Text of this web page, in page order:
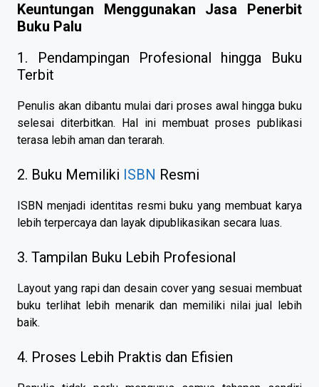
Keuntungan Menggunakan Jasa Penerbit
Buku Palu
1. Pendampingan Profesional hingga Buku
Terbit
Penulis akan dibantu mulai dari proses awal hingga buku
selesai diterbitkan. Hal ini membuat proses publikasi
terasa lebih aman dan terarah.
2. Buku Memiliki ISBN Resmi
ISBN menjadi identitas resmi buku yang membuat karya
lebih terpercaya dan layak dipublikasikan secara luas.
3. Tampilan Buku Lebih Profesional
Layout yang rapi dan desain cover yang sesuai membuat
buku terlihat lebih menarik dan memiliki nilai jual lebih
baik.
4. Proses Lebih Praktis dan Efisien